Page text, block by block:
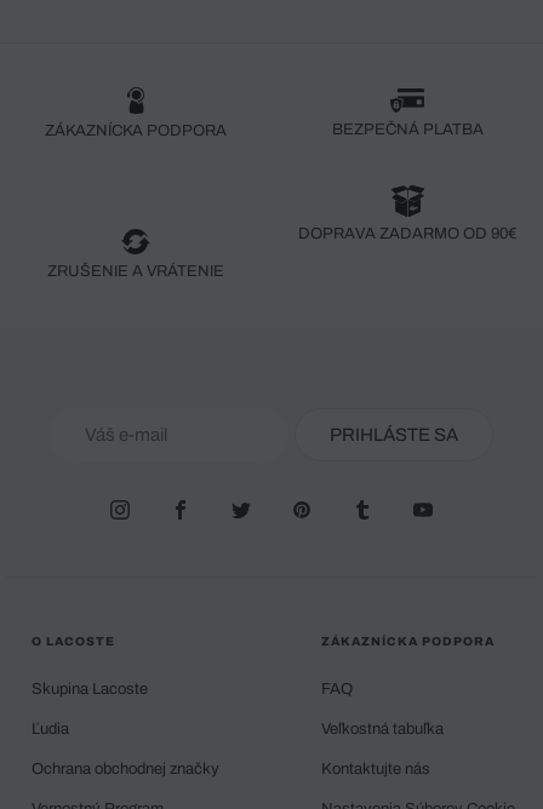
ZÁKAZNÍCKA PODPORA BEZPEČNÁ PLATBA
ZRUŠENIE A VRÁTENIE
DOPRAVA ZADARMO OD 90€
PRIHLÁSTE SA
O LACOSTE
Skupina Lacoste
Ľudia
Ochrana obchodnej značky
ZÁKAZNÍCKA PODPORA
FAQ
Veľkostná tabuľka
Kontaktujte nás